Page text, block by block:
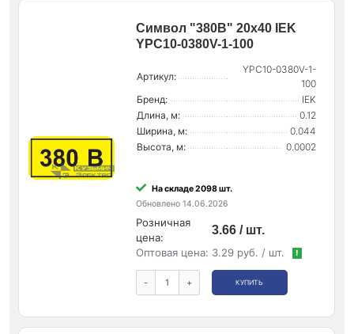
Символ "380В" 20х40 IEK
YPC10-0380V-1-100
Артикул:
YPC10-0380V-1-
100
Бренд:
IEK
Длина, м:
0.12
Ширина, м:
0.044
Высота, м:
0.0002
На складе 2098 шт.
Обновлено 14.06.2026
Розничная
цена:
3.66 / шт.
Оптовая цена: 3.29 руб. / шт. !
- + КУПИТЬ